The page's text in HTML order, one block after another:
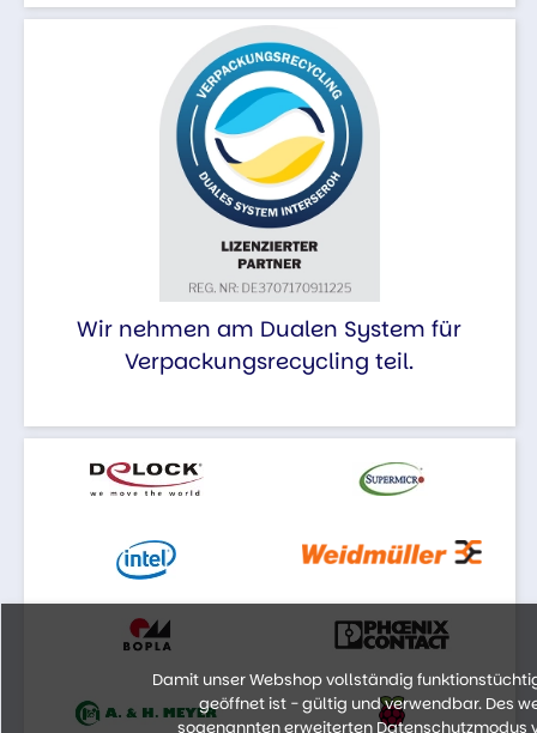
Wir nehmen am Dualen System für
Verpackungsrecycling teil.
Damit unser Webshop vollständig
geöffnet ist - gültig und verwendbar. Des
sogenannten erweiterten Datenschutzmodus